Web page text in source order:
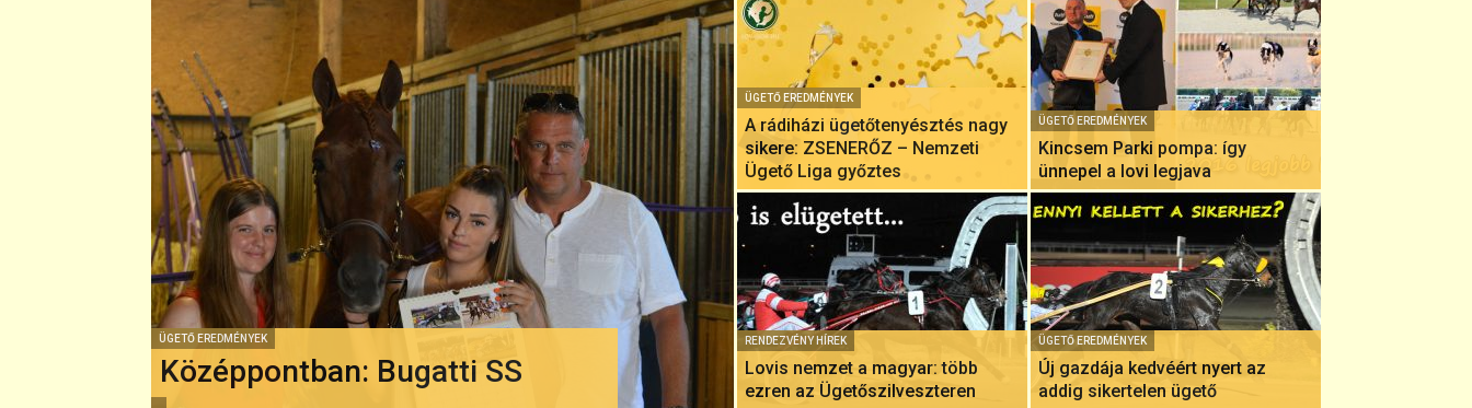
ÜGETŐ EREDMÉNYEK
Középpontban: Bugatti SS
ÜGETŐ EREDMÉNYEK
A rádiházi ügetőtenyésztés nagy
sikere: ZSENERŐZ – Nemzeti
Ügető Liga győztes
ÜGETŐ EREDMÉNYEK
Kincsem Parki pompa: így
ünnepel a lovi legjava
RENDEZVÉNY HÍREK
Lovis nemzet a magyar: több
ezren az Ügetőszilveszteren
ÜGETŐ EREDMÉNYEK
Új gazdája kedvéért nyert az
addig sikertelen ügető